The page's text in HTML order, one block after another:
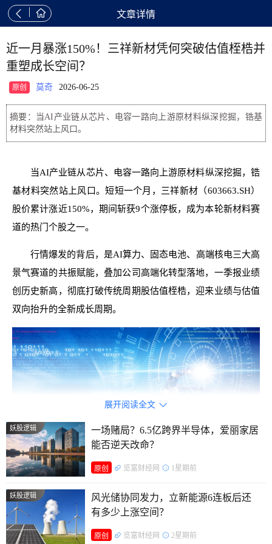
  文章详情
近一月暴涨150%！三祥新材凭何突破估值桎梏并
重塑成长空间？
原创 莫奇 2026-06-25
摘要：当AI产业链从芯片、电容一路向上游原材料纵深挖掘，锆基
材料突然站上风口。
当AI产业链从芯片、电容一路向上游原材料纵深挖掘，锆
基材料突然站上风口。短短一个月，三祥新材（603663.SH）
股价累计涨近150%，期间斩获9个涨停板，成为本轮新材料赛
道的热门个股之一。
行情爆发的背后，是AI算力、固态电池、高端核电三大高
景气赛道的共振赋能，叠加公司高端化转型落地，一季报业绩
创历史新高，彻底打破传统周期股估值桎梏，迎来业绩与估值
双向抬升的全新成长周期。
一个月涨近150%，资金究竟在押注什么？
自5月20日至今，三祥新材累计收获9个涨停板，股价阶段
展开阅读全文 
妖股逻辑
一场赌局？6.5亿跨界半导体，爱丽家居
能否逆天改命？
原创 览富财经网 1星期前
妖股逻辑
风光储协同发力，立新能源6连板后还
有多少上涨空间？
原创 览富财经网 2星期前